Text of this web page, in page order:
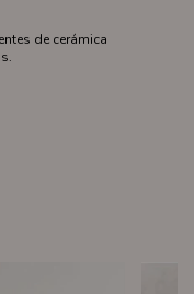
de cerámica